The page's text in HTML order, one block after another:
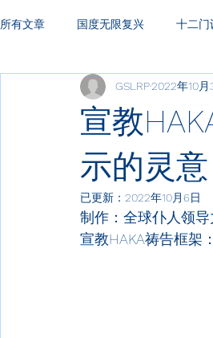
所有文章 国度无限复兴 十二门
HAKA复兴祷告 领袖训练
宣教
示的灵
GSLRP2022年10月
已更新： 2022年10月6日
制作：全球仆人领
宣教HAKA祷告框架：